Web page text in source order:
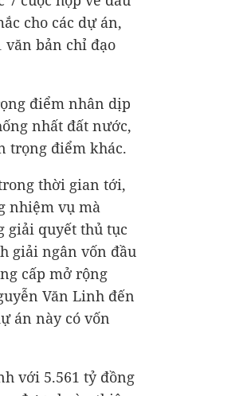
cho các dự án,
văn bản chỉ đạo
điểm nhân dịp
nhất đất nước,
trọng điểm khác.
thời gian tới,
nhiệm vụ mà
giải quyết thủ tục
giải ngân vốn đầu
cấp mở rộng
Văn Linh đến
án này có vốn
với 5.561 tỷ đồng